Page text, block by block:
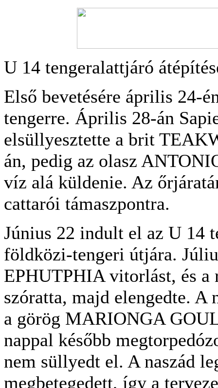
U 14 tengeralattjáró
Első bevetésére április 24-
tengerre. Április 28-án
elsüllyesztette a brit
án, pedig az olasz
víz alá küldenie. Az
cattarói támaszpontra.
Június 22 indult el az U 14
földközi-tengeri útjára.
EPHUTPHIA vitorlást, és a
szóratta, majd elengedte. A
a görög MARIONGA
nappal később
nem süllyedt el. A naszád
megbetegedett, így a